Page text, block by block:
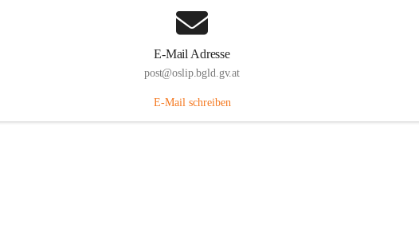
E-Mail Adresse
post@oslip.bgld.gv.at
E-Mail schreiben